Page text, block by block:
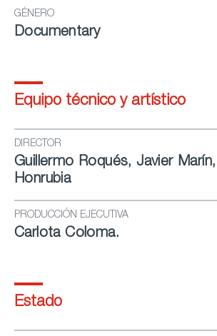
GÉNERO
Documentary
Equipo técnico y artístico
DIRECTOR
Guillermo Roqués, Javier
Honrubia
PRODUCCIÓN EJECUTIVA
Carlota Coloma.
Estado